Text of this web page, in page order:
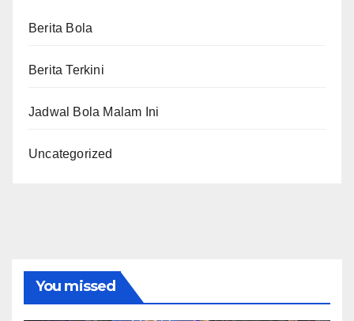
Berita Bola
Berita Terkini
Jadwal Bola Malam Ini
Uncategorized
You missed